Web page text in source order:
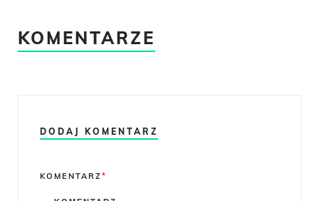
KOMENTARZE
DODAJ KOMENTARZ
Comment
KOMENTARZ*